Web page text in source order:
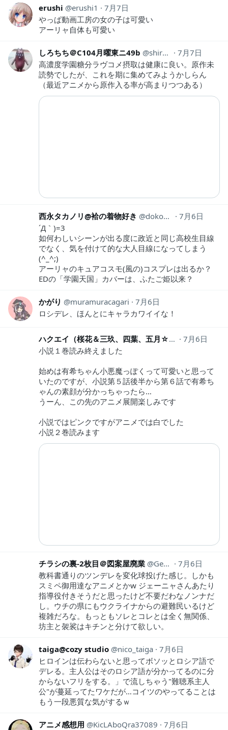
erushi erushi1
7月7日
やっぱ動画工房の女の子は可愛い
アーリャ自体も可愛い
しろちち＠C104月曜東ニ49b shirochichi0707
7月7日
高濃度学園糖分ラヴコメ摂取は健康に良い。原作未
読勢でしたが、これを期に集めてみようかしらん
（最近アニメから原作入る率が高まりつつある）
西永タカノリ@袷の着物好き dokomademo6908
7月6日
´Д｀)=3
如何わしいシーンが出る度に政近と同じ高校生目線
でなく、気を付けて的な大人目線になってしまう
(^_^;)
アーリャのキュアコスモ(風の)コスプレは出るか？
EDの「学園天国」カバーは、ふたご姫以来？
かがり muramuracagari
7月6日
ロシデレ、ほんとにキャラカワイイな！
ハクエイ（桜花＆三玖、四葉、五月☆推し）
7月6日
小説１巻読み終えました
始めは有希ちゃん小悪魔っぽくって可愛いと思って
いたのですが、小説第５話後半から第６話で有希ち
ゃんの素顔が分かっちゃったら…
うーん、この先のアニメ展開楽しみです
小説ではピンクですがアニメでは白でした
小説２巻読みます
チラシの裏-2枚目＠図案屋廃業 Geso_de_Nyoro
7月6日
教科書通りのツンデレを変化球投げた感じ。しかも
スミペ御用達なアニメとかw ジェーニャさんあたり
指導役付きそうだと思ったけど不要だわなノンナだ
し。ウチの県にもウクライナからの避難民いるけど
複雑だろな。もっともソレとコレとは全く無関係、
坊主と袈裟はキチンと分けて欲しい。
taiga@cozy studio nico_taiga 7月6日
ヒロインは伝わらないと思ってボソッとロシア語で
デレる。主人公はそのロシア語が分かってるのに分
からないフリをする。」で流しちゃう"難聴系主人
公"が蔓延ってたワケだが…コイツのやってることは
もう一段悪質な気がするｗ
アニメ感想用 KicLAboQra37089
7月6日